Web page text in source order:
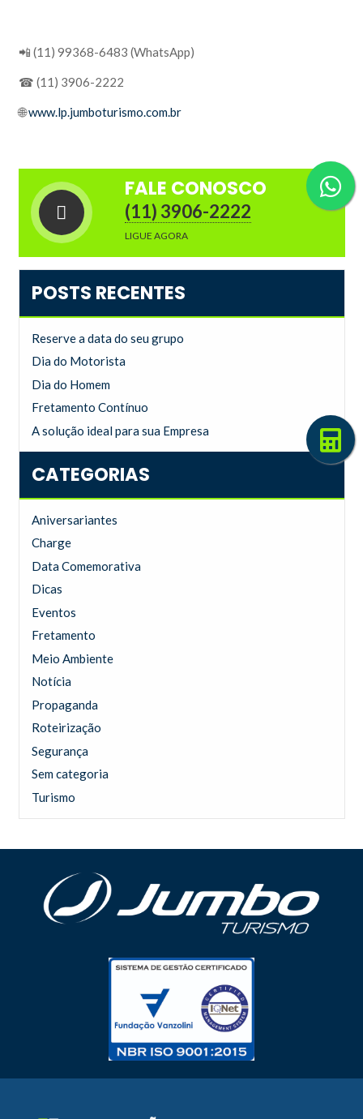
📲 (11) 99368-6483 (WhatsApp)
☎ (11) 3906-2222
🌐www.lp.jumboturismo.com.br
FALE CONOSCO
(11) 3906-2222
LIGUE AGORA
POSTS RECENTES
Reserve a data do seu grupo
Dia do Motorista
Dia do Homem
Fretamento Contínuo
A solução ideal para sua Empresa
CATEGORIAS
Aniversariantes
Charge
Data Comemorativa
Dicas
Eventos
Fretamento
Meio Ambiente
Notícia
Propaganda
Roteirização
Segurança
Sem categoria
Turismo